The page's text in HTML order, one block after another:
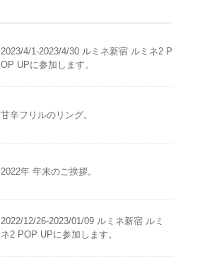
2023/4/1-2023/4/30 ルミネ新宿 ルミネ2 P
OP UPに参加します。
甘辛フリルのリング。
2022年 年末のご挨拶。
2022/12/26-2023/01/09 ルミネ新宿 ルミ
ネ2 POP UPに参加します。